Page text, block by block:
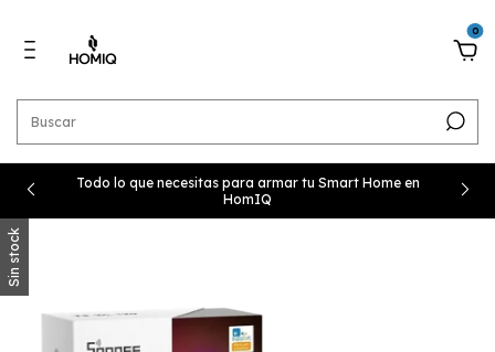
0
Todo lo que necesitas para armar tu Smart Home en
HomIQ
Sin stock